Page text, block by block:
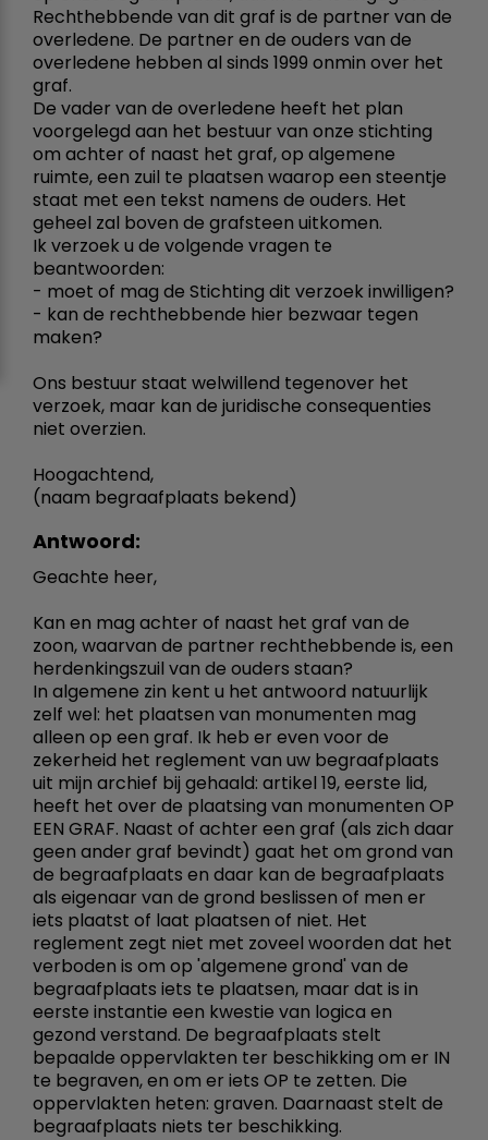
Rechthebbende van dit graf is de partner van de
overledene. De partner en de ouders van de
overledene hebben al sinds 1999 onmin over het
graf.
De vader van de overledene heeft het plan
voorgelegd aan het bestuur van onze stichting
om achter of naast het graf, op algemene
ruimte, een zuil te plaatsen waarop een steentje
staat met een tekst namens de ouders. Het
geheel zal boven de grafsteen uitkomen.
Ik verzoek u de volgende vragen te
beantwoorden:
- moet of mag de Stichting dit verzoek inwilligen?
- kan de rechthebbende hier bezwaar tegen
maken?
Ons bestuur staat welwillend tegenover het
verzoek, maar kan de juridische consequenties
niet overzien.
Hoogachtend,
(naam begraafplaats bekend)
Antwoord:
Geachte heer,
Kan en mag achter of naast het graf van de
zoon, waarvan de partner rechthebbende is, een
herdenkingszuil van de ouders staan?
In algemene zin kent u het antwoord natuurlijk
zelf wel: het plaatsen van monumenten mag
alleen op een graf. Ik heb er even voor de
zekerheid het reglement van uw begraafplaats
uit mijn archief bij gehaald: artikel 19, eerste lid,
heeft het over de plaatsing van monumenten OP
EEN GRAF. Naast of achter een graf (als zich daar
geen ander graf bevindt) gaat het om grond van
de begraafplaats en daar kan de begraafplaats
als eigenaar van de grond beslissen of men er
iets plaatst of laat plaatsen of niet. Het
reglement zegt niet met zoveel woorden dat het
verboden is om op 'algemene grond' van de
begraafplaats iets te plaatsen, maar dat is in
eerste instantie een kwestie van logica en
gezond verstand. De begraafplaats stelt
bepaalde oppervlakten ter beschikking om er IN
te begraven, en om er iets OP te zetten. Die
oppervlakten heten: graven. Daarnaast stelt de
begraafplaats niets ter beschikking.